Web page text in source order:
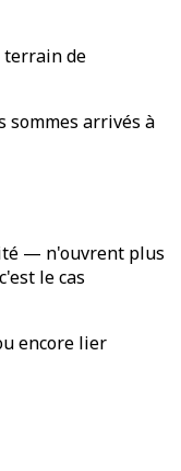
terrain de
sommes arrivés à
— n'ouvrent plus
le cas
encore lier